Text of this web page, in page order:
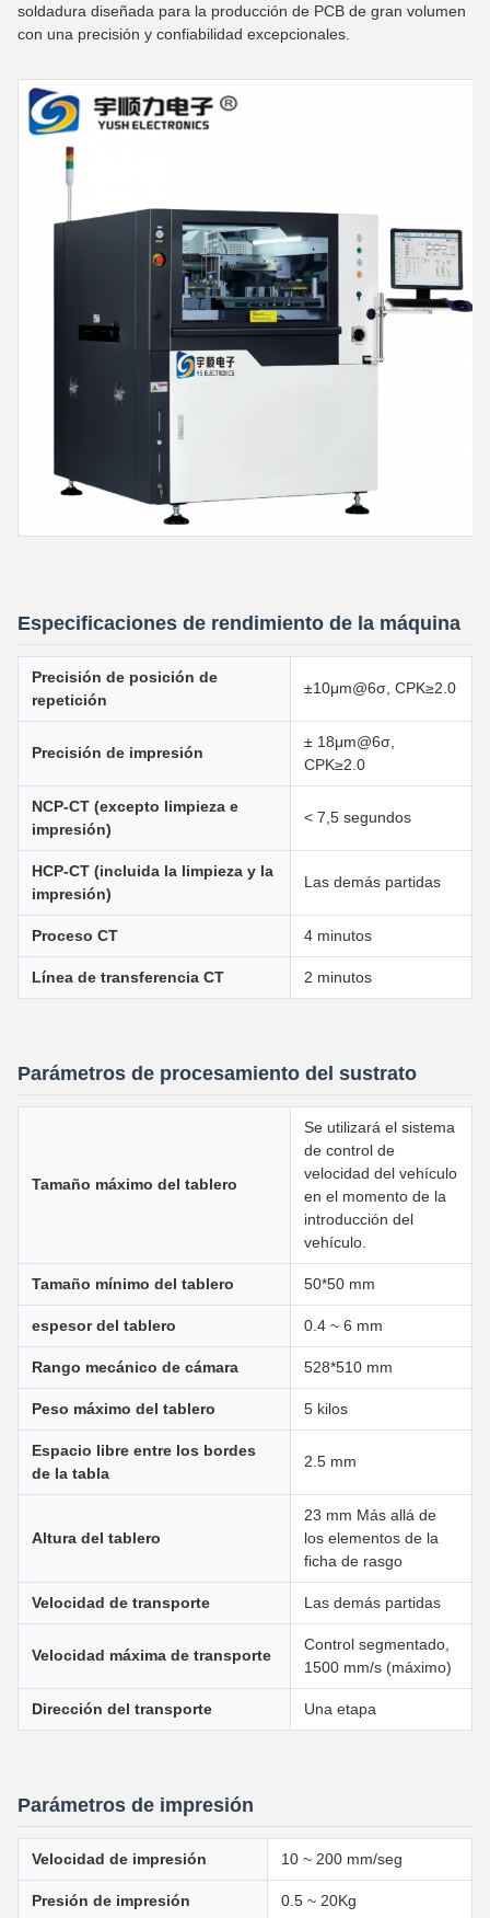
soldadura diseñada para la producción de PCB de gran volumen
con una precisión y confiabilidad excepcionales.
Especificaciones de rendimiento de la máquina
Precisión de posición de
repetición
±10μm@6σ, CPK≥2.0
Precisión de impresión
± 18μm@6σ,
CPK≥2.0
NCP-CT (excepto limpieza e
impresión)
< 7,5 segundos
HCP-CT (incluida la limpieza y la
impresión)
Las demás partidas
Proceso CT 4 minutos
Línea de transferencia CT 2 minutos
Parámetros de procesamiento del sustrato
Tamaño máximo del tablero
Se utilizará el sistema
de control de
velocidad del vehículo
en el momento de la
introducción del
vehículo.
Tamaño mínimo del tablero 50*50 mm
espesor del tablero 0.4 ~ 6 mm
Rango mecánico de cámara 528*510 mm
Peso máximo del tablero 5 kilos
Espacio libre entre los bordes
de la tabla
2.5 mm
Altura del tablero
23 mm Más allá de
los elementos de la
ficha de rasgo
Velocidad de transporte Las demás partidas
Velocidad máxima de transporte
Control segmentado,
1500 mm/s (máximo)
Dirección del transporte Una etapa
Parámetros de impresión
Velocidad de impresión 10 ~ 200 mm/seg
Presión de impresión 0.5 ~ 20Kg